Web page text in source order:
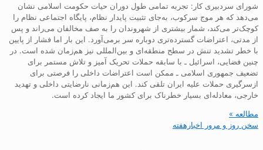
شورای سردبیری کار: تجربه تمامی طول دوران حیات حکومت اسلامی نشان
می‌دهد که هر موج سرکوب، به‌جای تثبیت پایدار نظام، پایگاه اجتماعی نظام را
کوچک‌تر می‌کند، شمار بیشتری از شهروندان را به صف مخالفان می‌راند و پس
از مدتی، اعتراضات گسترده‌تری دوباره سر برمی‌آورد. این بار اما فشار از پایین
با خطر تشدید تنش در سطح منطقه‌ای و بین‌المللی نیز هم‌زمان شده است. در
چنین فضایی، اسرائیل ـ با سابقه حملات تحریک آمیز و تلاش مستمر برای
تضعیف جمهوری اسلامی ـ ممکن است اعتراضات داخلی را فرصتی برای
ازسرگیری حملات علیه ایران تلقی کند. این هم‌زمانی نارضایتی داخلی و تهدید
خارجی، معادله‌ای بسیار خطرناک برای کشور ما ایجاد کرده است.
مطالعه »
سخن روز و مرور اخبارهفته